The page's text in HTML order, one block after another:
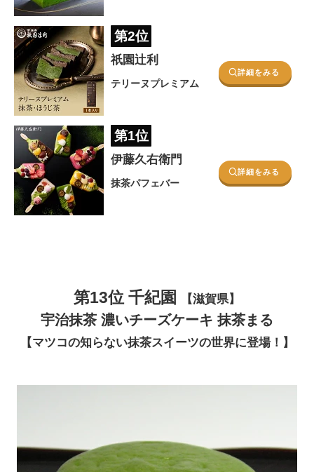
第2位
祇園辻利
テリーヌプレミアム
詳細をみる
第1位
伊藤久右衛門
抹茶パフェバー
詳細をみる
第13位 千紀園 【滋賀県】
宇治抹茶 濃いチーズケーキ 抹茶まる
【マツコの知らない抹茶スイーツの世界に登場！】